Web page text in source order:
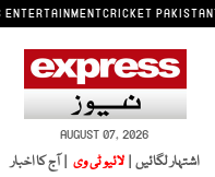
ENTERTAINMENTCRICKET PAKISTAN
AUGUST 07, 2026
اشتہار لگائیں | لائیو ٹی وی | آج کا اخبار